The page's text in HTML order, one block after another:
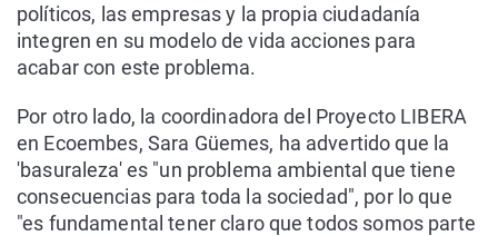
políticos, las empresas y la propia ciudadanía
integren en su modelo de vida acciones para
acabar con este problema.
Por otro lado, la coordinadora del Proyecto LIBERA
en Ecoembes, Sara Güemes, ha advertido que la
'basuraleza' es "un problema ambiental que tiene
consecuencias para toda la sociedad", por lo que
"es fundamental tener claro que todos somos parte